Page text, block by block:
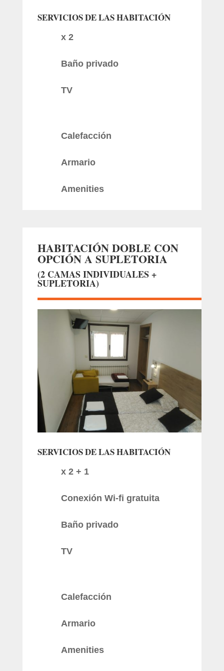
SERVICIOS DE LAS HABITACIÓN
x 2
Baño privado
TV
Calefacción
Armario
Amenities
HABITACIÓN DOBLE CON
OPCIÓN A SUPLETORIA
(2 CAMAS INDIVIDUALES +
SUPLETORIA)
SERVICIOS DE LAS HABITACIÓN
x 2 + 1
Conexión Wi-fi gratuita
Baño privado
TV
Calefacción
Armario
Amenities